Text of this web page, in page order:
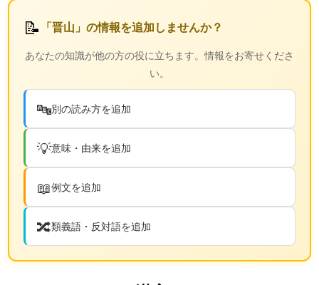
📝 「晋山」の情報を追加しませんか？
あなたの知識が他の方の役に立ちます。情報をお寄せくださ
い。
🔤別の読み方を追加
💡意味・由来を追加
📖例文を追加
🔀類義語・反対語を追加